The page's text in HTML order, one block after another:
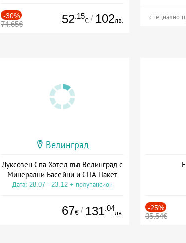
-30%
74.65€ 52.15
€ / 102лв. специално
Велинград
Луксозен Спа Хотел във Велинград с
Минерални Басейни и СПА Пакет
Дата: 28.07 - 23.12 + полупансион
67€ / 131.04
лв.
-25%
35.54€